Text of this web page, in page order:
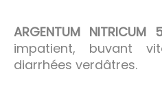
ARGENTUM NITRICUM
impatient, buvant
diarrhées verdâtres.